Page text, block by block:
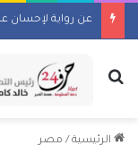
بحث عن
الرئيسية / مصر